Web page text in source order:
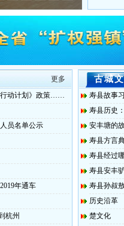
更多
行动计划》政策……
员名单公示
年通车
杭州
古城
寿县故事
寿县历史
安丰塘的
寿县方言
寿县经过
寿县安丰
寿县孙叔
历史沿革
楚文化